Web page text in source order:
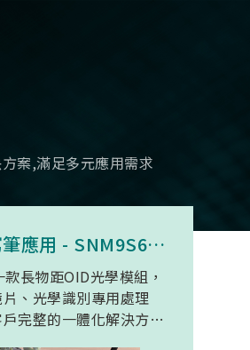
案,滿足多元應用需求
光學手寫筆應用 - SNM9S6100BC4000A
長物距OID光學模組，
、光學識別專用處理
完整的一體化解決方